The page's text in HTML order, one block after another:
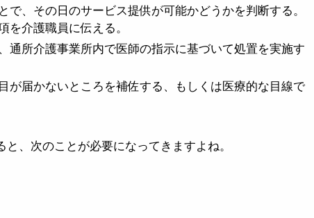
、その日のサービス提供が可能かどうかを判断する。
を介護職員に伝える。
通所介護事業所内で医師の指示に基づいて処置を実施す
が届かないところを補佐する、もしくは医療的な目線で
、次のことが必要になってきますよね。